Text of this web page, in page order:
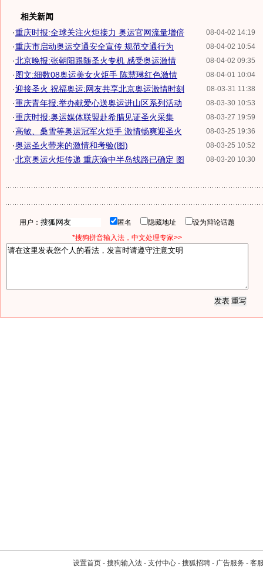
相关新闻
08-04-02 14:19
·重庆时报:全球关注火炬接力 奥运官网流量增倍
08-04-02 10:54
·重庆市启动奥运交通安全宣传 规范交通行为
08-04-02 09:35
·北京晚报:张朝阳跟随圣火专机 感受奥运激情
08-04-01 10:04
·图文:细数08奥运美女火炬手 陈慧琳红色激情
08-03-31 11:38
·迎接圣火 祝福奥运:网友共享北京奥运激情时刻
08-03-30 10:53
·重庆青年报:举办献爱心送奥运进山区系列活动
08-03-27 19:59
·重庆时报:奥运媒体联盟赴希腊见证圣火采集
08-03-25 19:36
·高敏、桑雪等奥运冠军火炬手 激情畅爽迎圣火
08-03-25 10:52
·奥运圣火带来的激情和考验(图)
08-03-20 10:30
·北京奥运火炬传递 重庆渝中半岛线路已确定 图
用户： 匿名 隐藏地址
设为辩论话题
*搜狗拼音输入法，中文处理专家>>
设置首页 - 搜狗输入法 - 支付中心 - 搜狐招聘 - 广告服务 - 客